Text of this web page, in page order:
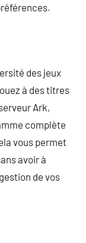
des jeux
à des titres
Ark,
complète
vous permet
avoir à
de vos